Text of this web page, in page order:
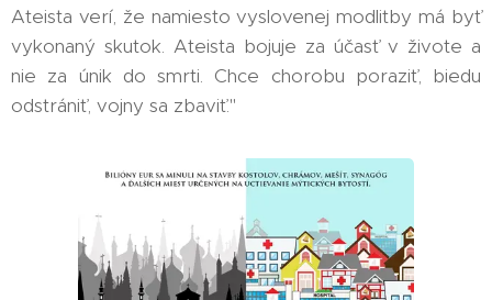
Ateista verí, že namiesto vyslovenej modlitby má byť
vykonaný skutok. Ateista bojuje za účasť v živote a
nie za únik do smrti. Chce chorobu poraziť, biedu
odstrániť, vojny sa zbaviť."